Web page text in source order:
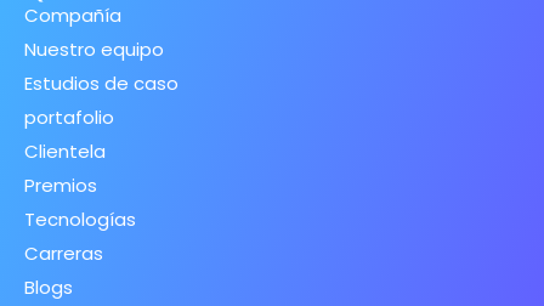
Compañía
Nuestro equipo
Estudios de caso
portafolio
Clientela
Premios
Tecnologías
Carreras
Blogs